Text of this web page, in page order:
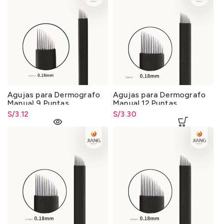
Agujas para Dermografo
Manual 9 Puntas
S/3.12
Agujas para Dermografo
Manual 12 Puntas
S/3.30